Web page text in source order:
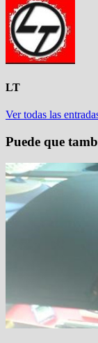
LT
Ver todas las
Puede que